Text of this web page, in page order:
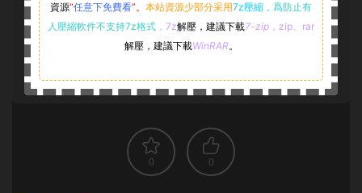
資源“任意下免費看”。 本站資源少部分采用7z壓縮， 爲防止有
人壓縮軟件不支持7z格式 ，7z解壓，建議下載7-zip ，zip、rar
解壓，建議下載WinRAR。
0 0